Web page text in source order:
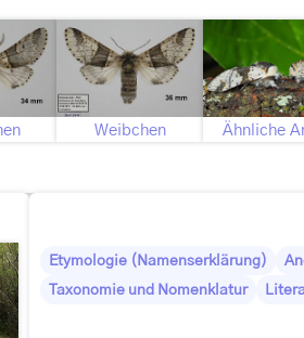
Weibchen Ähnliche
Etymologie (Namenserklärung)
Taxonomie und Nomenklatur